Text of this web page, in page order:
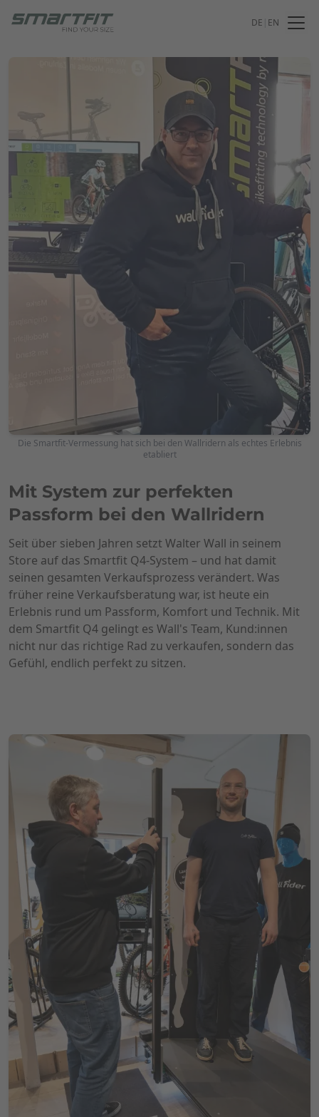
DE EN
Die Smartfit-Vermessung hat sich bei den Wallridern als echtes Erlebnis
etabliert
Mit System zur perfekten
Passform bei den Wallridern
Seit über sieben Jahren setzt Walter Wall in seinem
Store auf das Smartfit Q4-System – und hat damit
seinen gesamten Verkaufsprozess verändert. Was
früher reine Verkaufsberatung war, ist heute ein
Erlebnis rund um Passform, Komfort und Technik. Mit
dem Smartfit Q4 gelingt es Wall's Team, Kund:innen
nicht nur das richtige Rad zu verkaufen, sondern das
Gefühl, endlich perfekt zu sitzen.